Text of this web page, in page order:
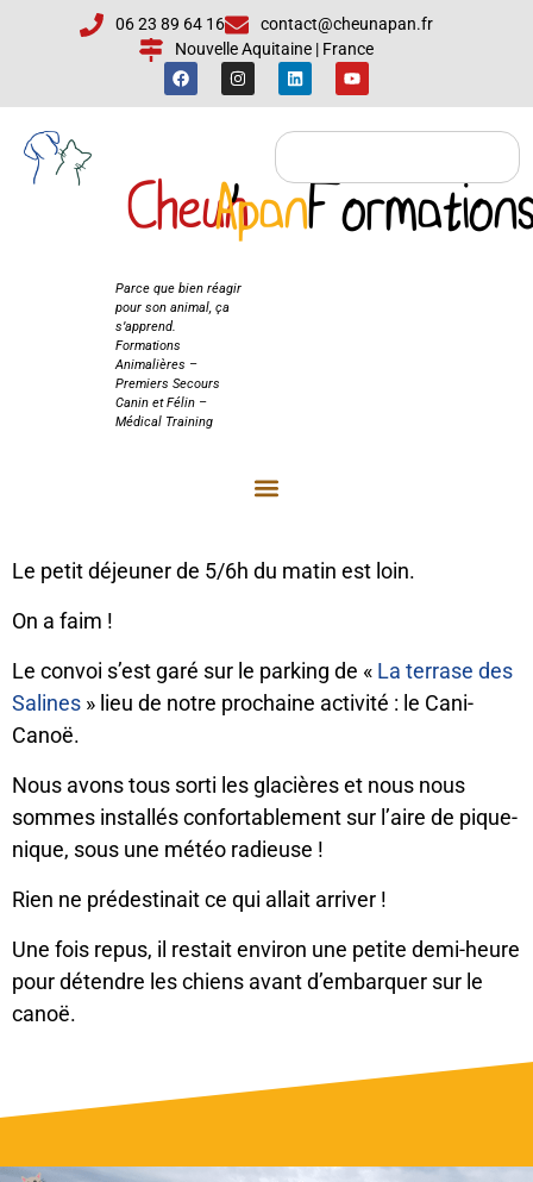
06 23 89 64 16
contact@cheunapan.fr
Nouvelle Aquitaine | France
Cheun
'
Apan
Parce que bien réagir
pour son animal, ça
s’apprend.
Formations
Animalières –
Premiers Secours
Canin et Félin –
Médical Training
Le petit déjeuner de 5/6h du matin est loin.
On a faim !
Le convoi s’est garé sur le parking de « La terrase des
Salines » lieu de notre prochaine activité : le Cani-
Canoë.
Nous avons tous sorti les glacières et nous nous
sommes installés confortablement sur l’aire de pique-
nique, sous une météo radieuse !
Rien ne prédestinait ce qui allait arriver !
Une fois repus, il restait environ une petite demi-heure
pour détendre les chiens avant d’embarquer sur le
canoë.